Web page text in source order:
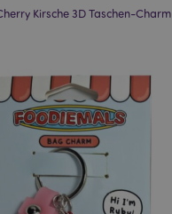
Kirsche 3D Taschen-Charm